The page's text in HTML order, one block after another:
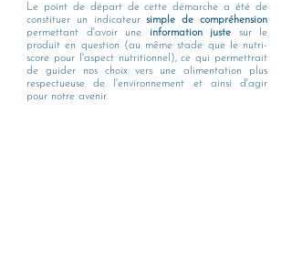
Le point de départ de cette démarche a été de
constituer un indicateur simple de compréhension
permettant d'avoir une
information juste sur le
produit en question (au même stade que le nutri-
score pour l'aspect nutritionnel), ce qui permettrait
de guider nos choix vers une alimentation plus
respectueuse de l'environnement et ainsi d'agir
pour notre avenir.